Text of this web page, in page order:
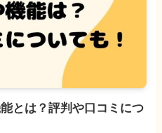
とは？評判や口コミにつ